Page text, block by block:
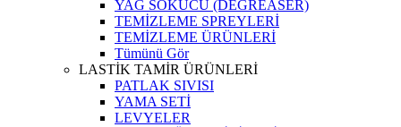
YAĞ SÖKÜCÜ (DEGREASER)
TEMİZLEME SPREYLERİ
TEMİZLEME ÜRÜNLERİ
Tümünü Gör
LASTİK TAMİR ÜRÜNLERİ
PATLAK SIVISI
YAMA SETİ
LEVYELER